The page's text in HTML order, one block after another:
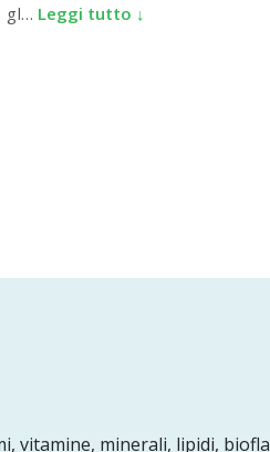
gl… Leggi tutto ↓
vitamine, minerali, lipidi,